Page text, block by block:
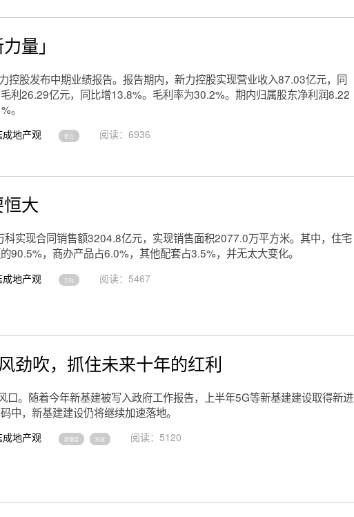
量」
控股发布中期业绩报告。报告期内，新力控股实现营业收入87.03亿元，同
利26.29亿元，同比增13.8%。毛利率为30.2%。期内归属股东净利润8.22
。
成地产观 新力 阅读：6936
大
实现合同销售额3204.8亿元，实现销售面积2077.0万平方米。其中，住宅
90.5%，商办产品占6.0%，其他配套占3.5%，并无太大变化。
成地产观 万科 阅读：5467
劲吹，抓住未来十年的红利
口。随着今年新基建被写入政府工作报告，上半年5G等新基建建设取得新进
中，新基建建设仍将继续加速落地。
成地产观 新基建 科技 阅读：5120